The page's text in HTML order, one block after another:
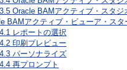
Oracle BAMアクティブ・スタ
BAMアクティブ・ビューア・スタ
レポートの選択
印刷プレビュー
パーソナライズ
再プロンプト